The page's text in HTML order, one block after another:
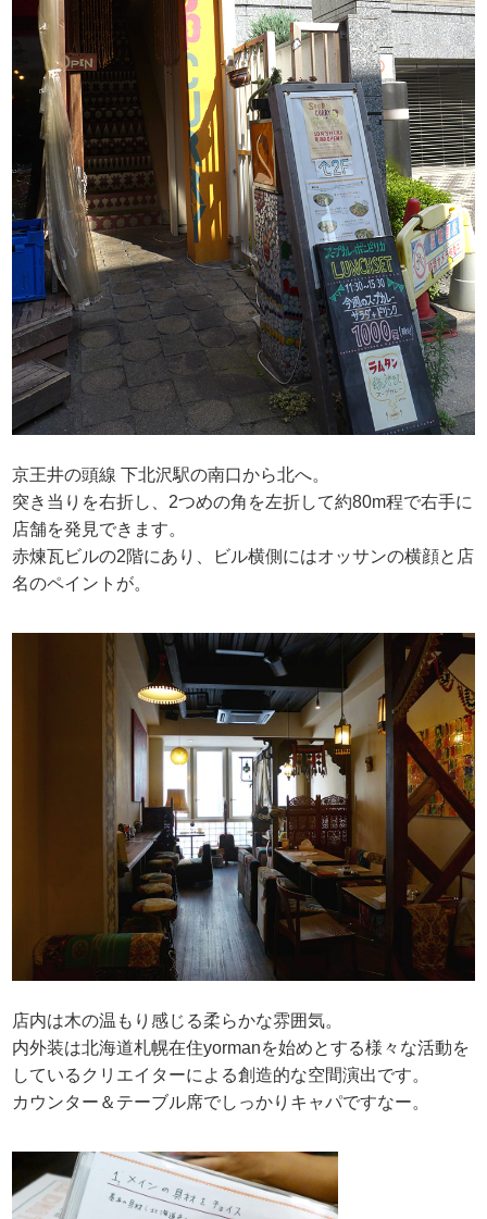
京王井の頭線 下北沢駅の南口から北へ。
突き当りを右折し、2つめの角を左折して約80m程で右手に
店舗を発見できます。
赤煉瓦ビルの2階にあり、ビル横側にはオッサンの横顔と店
名のペイントが。
店内は木の温もり感じる柔らかな雰囲気。
内外装は北海道札幌在住yormanを始めとする様々な活動を
しているクリエイターによる創造的な空間演出です。
カウンター＆テーブル席でしっかりキャパですなー。